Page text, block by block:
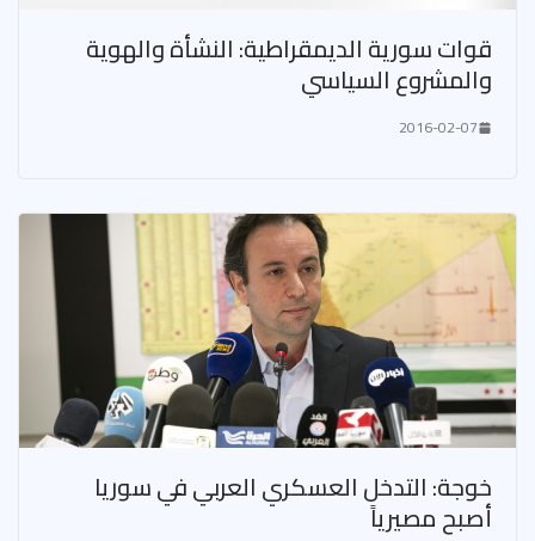
قوات سورية الديمقراطية: النشأة والهوية
والمشروع السياسي
2016-02-07
خوجة: التدخل العسكري العربي في سوريا
أصبح مصيرياً